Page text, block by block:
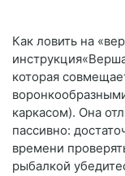
Как ловить на
которая
каркасом). Она
пассивно:
времени
рыбалкой